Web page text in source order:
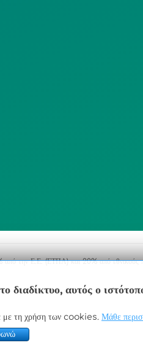
από την Ε.Ε. (ΕΤΠΑ) και 20% από εθνικούς
διαδίκτυο, αυτός ο
με τη χρήση των cookies. Μάθε